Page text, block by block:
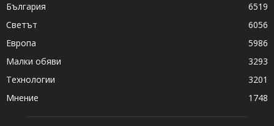
България
6519
Светът
6056
Европа
5986
Малки обяви
3293
Технологии
3201
Мнение
1748